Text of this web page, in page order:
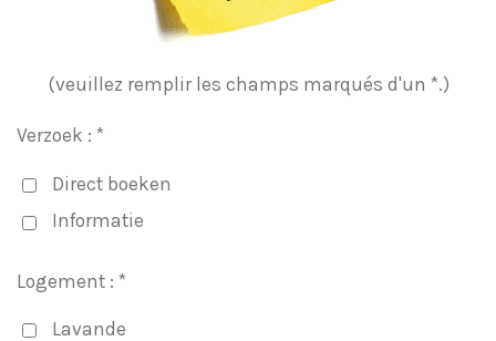
(veuillez remplir les champs marqués d'un *.)
Verzoek : *
Direct boeken
Informatie
Logement : *
Lavande